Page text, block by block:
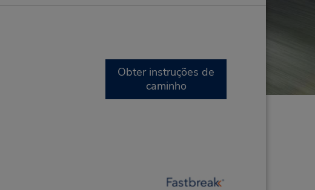
Obter instruções de
caminho